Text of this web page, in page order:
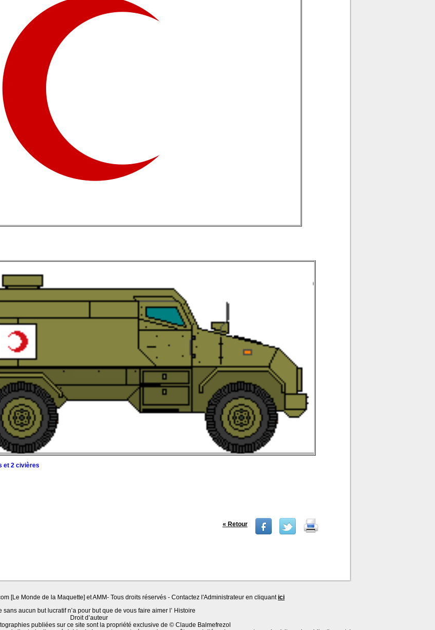
et 2 civières
« Retour
[Le Monde de la Maquette] et AMM- Tous droits réservés - Contactez l'Administrateur en cliquantici
sans aucun but lucratif n’a pour but que de vous faire aimer l’ Histoire
Droit d’auteur
publiées sur ce site sont la propriété exclusive de © Claude Balmefrezol